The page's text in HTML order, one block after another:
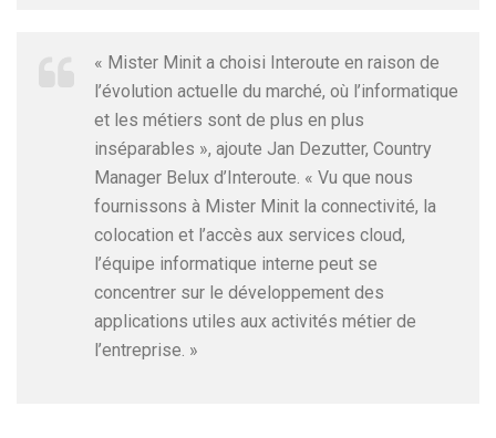
« Mister Minit a choisi Interoute en raison de
l’évolution actuelle du marché, où l’informatique
et les métiers sont de plus en plus
inséparables », ajoute Jan Dezutter, Country
Manager Belux d’Interoute. « Vu que nous
fournissons à Mister Minit la connectivité, la
colocation et l’accès aux services cloud,
l’équipe informatique interne peut se
concentrer sur le développement des
applications utiles aux activités métier de
l’entreprise. »